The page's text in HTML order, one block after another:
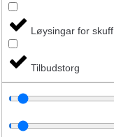
Løysingar for skuff
Tilbudstorg